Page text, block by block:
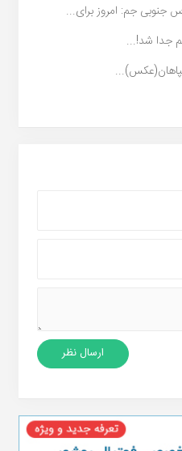
جنوبی جم: امروز برای...
جدا شد!...